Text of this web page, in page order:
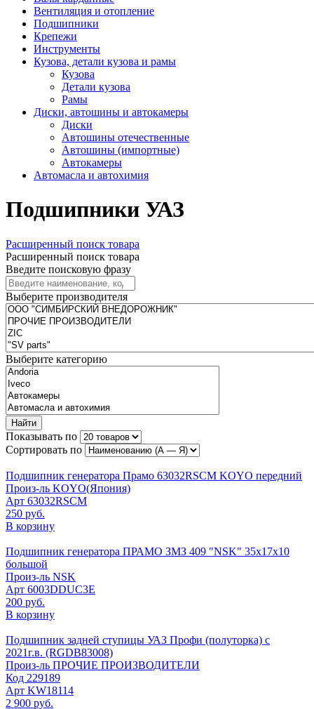
Вентиляция и отопление
Подшипники
Крепежи
Инструменты
Кузова, детали кузова и рамы
Кузова
Детали кузова
Рамы
Диски, автошины и автокамеры
Диски
Автошины отечественные
Автошины (импортные)
Автокамеры
Автомасла и автохимия
Подшипники УАЗ
Расширенный поиск товара
Расширенный поиск товара
Введите поисковую фразу
Выберите производителя
Выберите категорию
Найти
Показывать по
Сортировать по
Подшипник генератора Прамо 63032RSCM KOYO передний
Произ-ль KOYO(Япония)
Арт 63032RSCM
250 руб.
В корзину
Подшипник генератора ПРАМО ЗМЗ 409 "NSK" 35х17х10
большой
Произ-ль NSK
Арт 6003DDUC3E
200 руб.
В корзину
Подшипник задней ступицы УАЗ Профи (полуторка) с
2021г.в. (RGDB83008)
Произ-ль ПРОЧИЕ ПРОИЗВОДИТЕЛИ
Код 229189
Арт KW18114
2 900 руб.